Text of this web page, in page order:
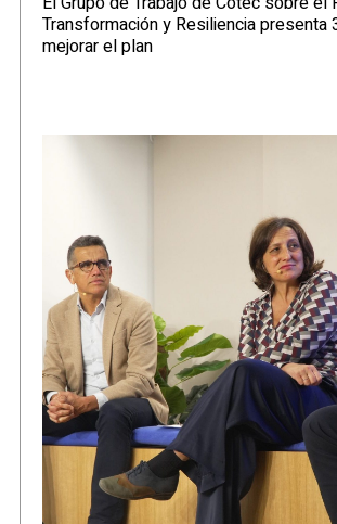
Transformación y Resiliencia presenta
mejorar el plan